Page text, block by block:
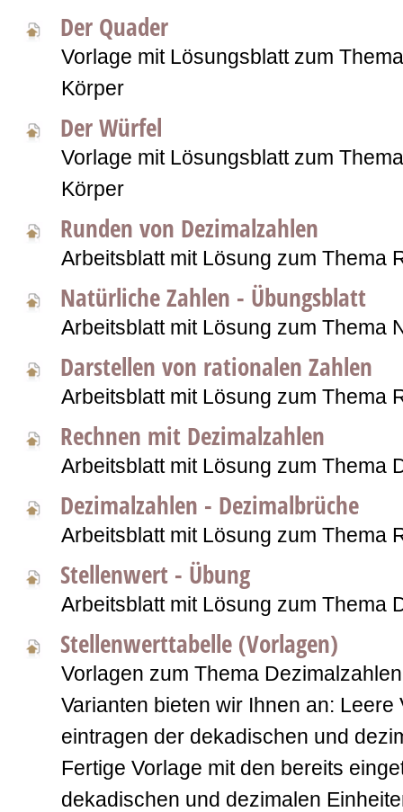
Der Quader
Vorlage mit Lösungsblatt zum
Körper
Der Würfel
Vorlage mit Lösungsblatt zum
Körper
Runden von Dezimalzahlen
Arbeitsblatt mit Lösung zum Thema
Natürliche Zahlen - Übungsblatt
Arbeitsblatt mit Lösung zum Thema
Darstellen von rationalen Zahlen
Arbeitsblatt mit Lösung zum Thema
Rechnen mit Dezimalzahlen
Arbeitsblatt mit Lösung zum Thema
Dezimalzahlen - Dezimalbrüche
Arbeitsblatt mit Lösung zum Thema
Stellenwert - Übung
Arbeitsblatt mit Lösung zum Thema
Stellenwerttabelle (Vorlagen)
Vorlagen zum Thema
Varianten bieten wir Ihnen an: Leere
eintragen der dekadischen und
Fertige Vorlage mit den bereits
dekadischen und dezimalen